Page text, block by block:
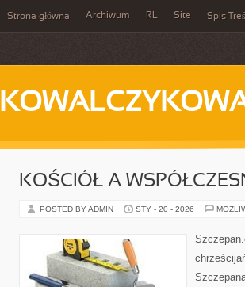
Strona główna Archiwum RL Site Spis
KOŚCIÓŁ A
POSTED BY ADMIN STY - 20 - 2026